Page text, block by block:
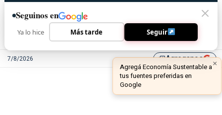
7/8/2026 library_addAgreganos
Seguinos en
Ya lo hice Más tarde Seguir